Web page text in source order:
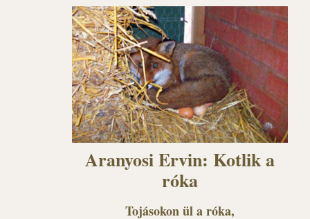
Aranyosi Ervin: Kotlik a
róka
Tojásokon ül a róka,